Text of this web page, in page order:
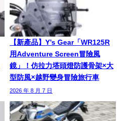
【新產品】Y’s Gear「WR125R
用Adventure Screen冒險風
鏡」！仿拉力塔頭燈防護骨架×大
型防風×越野變身冒險旅行車
2026 年 8 月 7 日